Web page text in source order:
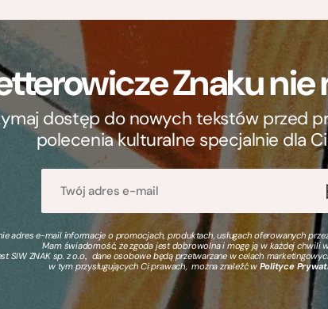
Znaku nie
dostęp do nowych tekstów przed
polecenia kulturalne specjalnie dla
adres e-mail informacje o promocjach, produktach, usługach oferowanych
Mam świadomość, że zgoda jest dobrowolna i mogę ją w każdej chwili
ZNAK sp. z o.o., dane osobowe będą przetwarzane w celach
w tym przysługujących Ci prawach, można znaleźć wPolityce